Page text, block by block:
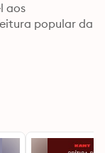
aos
popular da
e no diálogo
da Bíblia nos
de um projeto